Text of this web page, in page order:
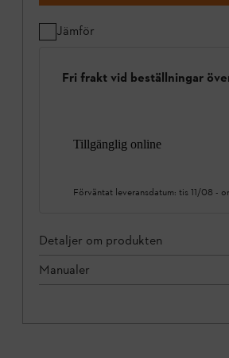
Jämför
Fri frakt vid beställningar
Tillgänglig online
Förväntat leveransdatum: tis 11/08 -
Detaljer om produkten
Manualer